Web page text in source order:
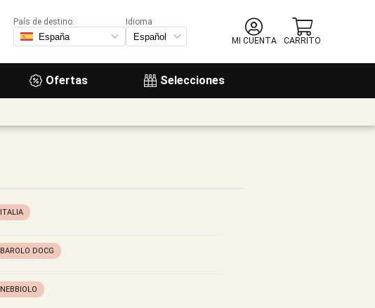
Ofertas Selecciones
País de destino:
Idioma
MI CUENTA
CARRITO
ITALIA
BAROLO DOCG
NEBBIOLO